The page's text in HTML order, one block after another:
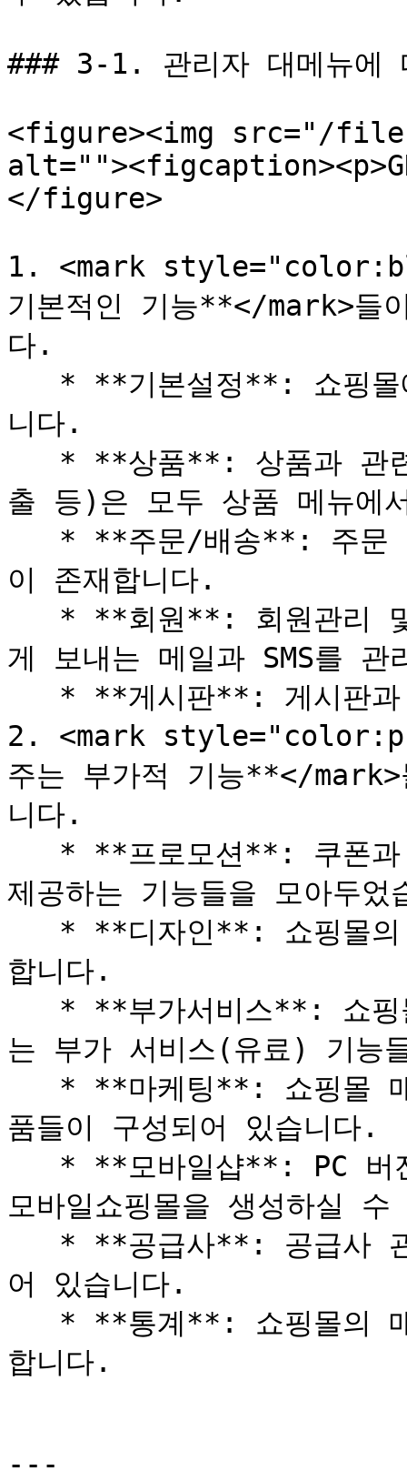
### 3-1. 관리자 대메뉴에
<figure><img src="/files/
</figure>
1. <mark
기본적인 기능**</mark>들
다.
니다.
출 등)은 모두 상품 메뉴에
이 존재합니다.
게 보내는 메일과 SMS를 관
2. <mark
주는 부가적 기능**</
니다.
제공하는 기능들을 모아두었
합니다.
는 부가 서비스(유료) 기능
품들이 구성되어 있습니다.
모바일쇼핑몰을 생성하실
어 있습니다.
합니다.
---